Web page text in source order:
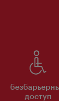
доступ